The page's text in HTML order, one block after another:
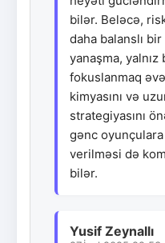
bilər. Beləcə,
daha balanslı
yanaşma,
fokuslanmaq
kimyasını və
strategiyasını
gənc
verilməsi də
bilər.
Yusif Zeynallı